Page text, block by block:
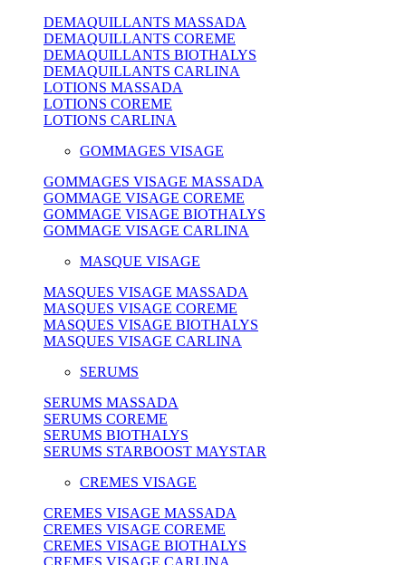
DEMAQUILLANTS MASSADA
DEMAQUILLANTS COREME
DEMAQUILLANTS BIOTHALYS
DEMAQUILLANTS CARLINA
LOTIONS MASSADA
LOTIONS COREME
LOTIONS CARLINA
GOMMAGES VISAGE
GOMMAGES VISAGE MASSADA
GOMMAGE VISAGE COREME
GOMMAGE VISAGE BIOTHALYS
GOMMAGE VISAGE CARLINA
MASQUE VISAGE
MASQUES VISAGE MASSADA
MASQUES VISAGE COREME
MASQUES VISAGE BIOTHALYS
MASQUES VISAGE CARLINA
SERUMS
SERUMS MASSADA
SERUMS COREME
SERUMS BIOTHALYS
SERUMS STARBOOST MAYSTAR
CREMES VISAGE
CREMES VISAGE MASSADA
CREMES VISAGE COREME
CREMES VISAGE BIOTHALYS
CREMES VISAGE CARLINA